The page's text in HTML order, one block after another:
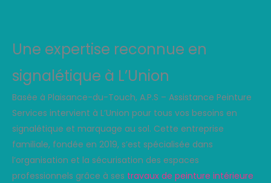
Une expertise reconnue en
signalétique à L’Union
Basée à Plaisance-du-Touch, A.P.S – Assistance Peinture
Services intervient à L’Union pour tous vos besoins en
signalétique et marquage au sol. Cette entreprise
familiale, fondée en 2019, s’est spécialisée dans
l’organisation et la sécurisation des espaces
professionnels grâce à ses travaux de peinture intérieure